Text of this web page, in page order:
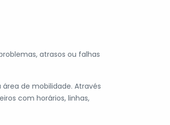
atrasos ou falhas
de mobilidade. Através
com horários, linhas,